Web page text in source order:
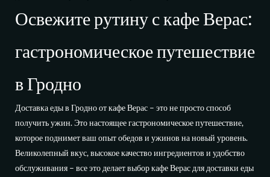
Освежите рутину с кафе Верас:
гастрономическое путешествие
в Гродно
Доставка еды в Гродно от кафе Верас – это не просто способ
получить ужин. Это настоящее гастрономическое путешествие,
которое поднимет ваш опыт обедов и ужинов на новый уровень.
Великолепный вкус, высокое качество ингредиентов и удобство
обслуживания – все это делает выбор кафе Верас для доставки еды